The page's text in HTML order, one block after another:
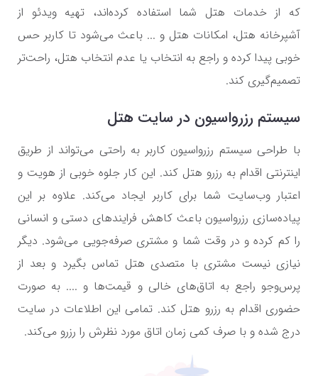
که از خدمات هتل شما استفاده کرده‌اند، تهیه ویدئو از
آشپرخانه هتل، امکانات هتل و ... باعث می‌شود تا کاربر حس
خوبی پیدا کرده و راجع به انتخاب یا عدم انتخاب هتل، راحت‌تر
تصمیم‌گیری کند.
سیستم رزرواسیون در سایت هتل
با طراحی سیستم رزرواسیون کاربر به راحتی می‌تواند از طریق
اینترنتی اقدام به رزرو هتل کند. این کار جلوه خوبی از هویت و
اعتبار وب‌سایت شما برای کاربر ایجاد می‌کند. علاوه بر این
پیاده‌سازی رزرواسیون باعث کاهش فرایندهای دستی و انسانی
را کم کرده و در وقت شما و مشتری صرفه‌جویی می‌شود. دیگر
نیازی نیست مشتری با متصدی هتل تماس بگیرد و بعد از
پرس‌وجو راجع به اتاق‌های خالی و قیمت‌ها و .... به صورت
حضوری اقدام به رزرو هتل کند. تمامی این اطلاعات در سایت
درج شده و با صرف کمی زمان اتاق مورد نظرش را رزرو می‌کند.